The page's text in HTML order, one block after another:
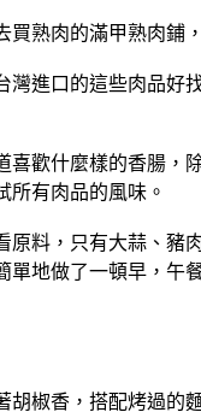
熟肉的滿甲熟肉鋪
進口的這些肉品好
歡什麼樣的香腸，
所有肉品的風味。
料，只有大蒜、
地做了一頓早，
椒香，搭配烤過